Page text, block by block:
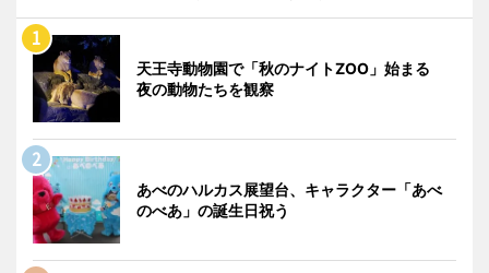
天王寺動物園で「秋のナイトZOO」始まる
夜の動物たちを観察
あべのハルカス展望台、キャラクター「あべ
のべあ」の誕生日祝う